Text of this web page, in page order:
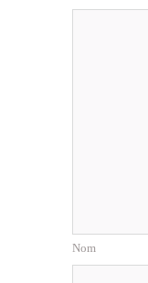
Nom